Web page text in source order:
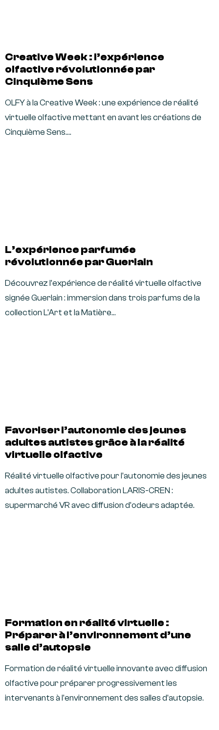
Creative Week : l’expérience
olfactive révolutionnée par
Cinquième Sens
OLFY à la Creative Week : une expérience de réalité
virtuelle olfactive mettant en avant les créations de
Cinquième Sens.…
L’expérience parfumée
révolutionnée par Guerlain
Découvrez l'expérience de réalité virtuelle olfactive
signée Guerlain : immersion dans trois parfums de la
collection L'Art et la Matière…
Favoriser l’autonomie des jeunes
adultes autistes grâce à la réalité
virtuelle olfactive
Réalité virtuelle olfactive pour l'autonomie des jeunes
adultes autistes. Collaboration LARIS-CREN :
supermarché VR avec diffusion d'odeurs adaptée.
Formation en réalité virtuelle :
Préparer à l’environnement d’une
salle d’autopsie​
Formation de réalité virtuelle innovante avec diffusion
olfactive pour préparer progressivement les
intervenants à l'environnement des salles d'autopsie.